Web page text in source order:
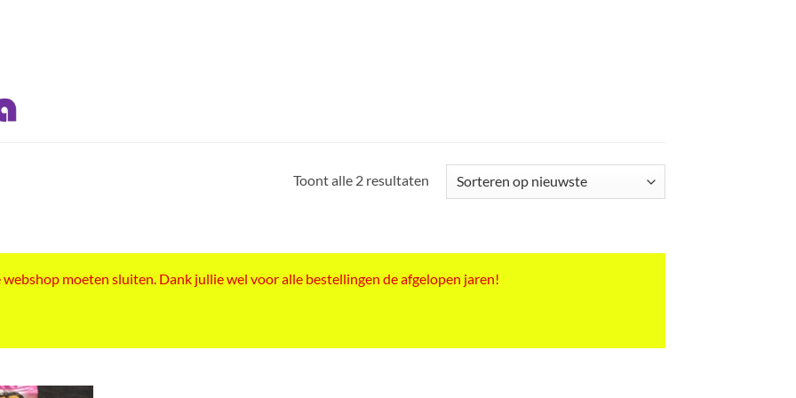
Toont alle 2 resultatenGesorteerd
moeten sluiten. Dank jullie wel voor alle bestellingen de afgelopen jaren!